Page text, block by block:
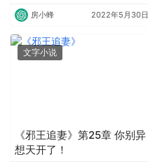
房小蜂 2022年5月30日
文字小说
《邪王追妻》第25章 你别异
想天开了！